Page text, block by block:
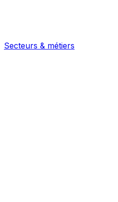
Secteurs & métiers